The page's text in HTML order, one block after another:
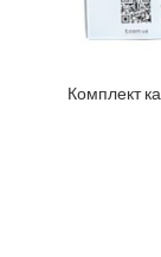
Комплект